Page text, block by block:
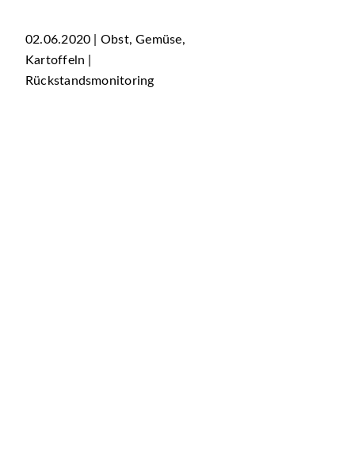
02.06.2020 | Obst, Gemüse,
Kartoffeln |
Rückstandsmonitoring